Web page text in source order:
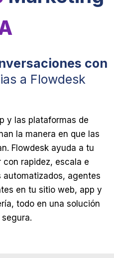
con
a Flowdesk
y las plataformas de
la manera en que las
Flowdesk ayuda a tu
con rapidez, escala e
automatizados, agentes
en tu sitio web, app y
todo en una solución
segura.